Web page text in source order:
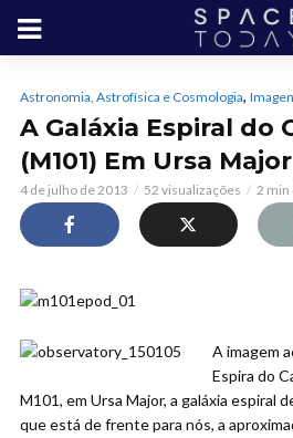
Astronomia, Astrofísica e Cosmologia,
A Galáxia Espiral do
(M101) Em Ursa Major
4 de julho de 2013 52 visualizações 2 min
A imagem
Espira do
M101, em Ursa Major, a galáxia espiral
que está de frente para nós, a